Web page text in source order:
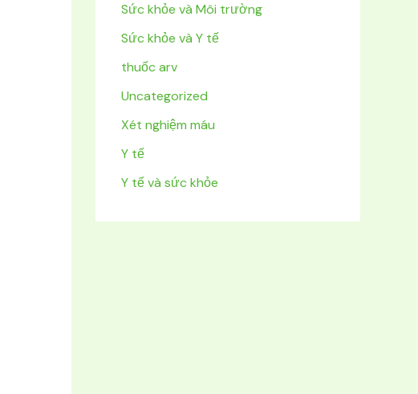
Sức khỏe và Môi trường
Sức khỏe và Y tế
thuốc arv
Uncategorized
Xét nghiệm máu
Y tế
Y tế và sức khỏe